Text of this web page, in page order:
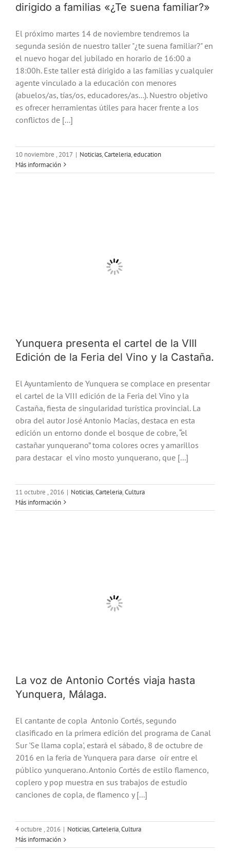
dirigido a familias «¿Te suena familiar?»
El próximo martes 14 de noviembre tendremos la
segunda sesión de nuestro taller "¿te suena familiar?" en
el nuevo hogar del jubilado en horario de 16:00 a
18:00h. Este taller está dirigido a las familias y cualquier
agente vinculado a la educación con menores
(abuelos/as, tías/os, educadores/as...). Nuestro objetivo
es ofrecer herramientas útiles para hacer frente a los
conflictos de [...]
10 noviembre , 2017 | Noticias,Carteleria,education
Más información
Yunquera presenta el cartel de la VIII
Edición de la Feria del Vino y la Castaña.
El Ayuntamiento de Yunquera se complace en presentar
el cartel de la VIII edición de la Feria del Vino y la
Castaña, fiesta de singularidad turística provincial. La
obra del autor José Antonio Macías, destaca en esta
edición un entorno donde el bosque de cobre, “el
castañar yunquerano” toma colores ocres y amarillos
para destacar el vino mosto yunquerano, que [...]
11 octubre , 2016 | Noticias,Carteleria,Cultura
Más información
La voz de Antonio Cortés viaja hasta
Yunquera, Málaga.
El cantante de copla Antonio Cortés, segundo
clasificado en la primera edición del programa de Canal
Sur 'Se llama copla', estará el sábado, 8 de octubre de
2016 en la feria de Yunquera para darse oír entre el
público yunquerano. Antonio Cortés de estilo flamenco,
coplero y pop muestra en sus trabajos de estudio
canciones de copla, de flamenco y [...]
4 octubre , 2016 | Noticias,Carteleria,Cultura
Más información